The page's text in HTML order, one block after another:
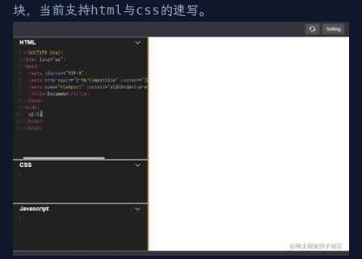
块，当前支持html与css 的速写。